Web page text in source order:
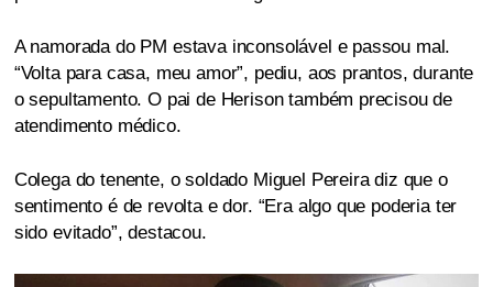
A namorada do PM estava inconsolável e passou mal.
“Volta para casa, meu amor”, pediu, aos prantos, durante
o sepultamento. O pai de Herison também precisou de
atendimento médico.
Colega do tenente, o soldado Miguel Pereira diz que o
sentimento é de revolta e dor. “Era algo que poderia ter
sido evitado”, destacou.